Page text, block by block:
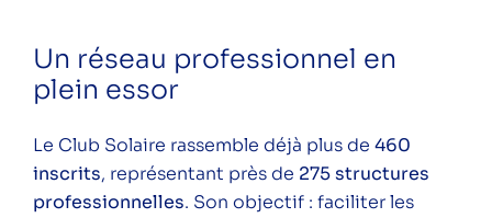
râter !
InstagramLinkedIn
Un réseau professionnel en
plein essor
Le Club Solaire rassemble déjà plus de 460
inscrits, représentant près de 275 structures
professionnelles. Son objectif : faciliter les